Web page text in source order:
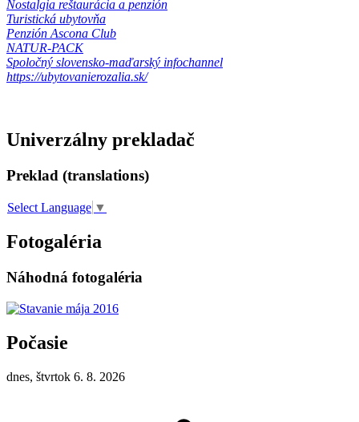
Nostalgia reštaurácia a penzión
Turistická ubytovňa
Penzión Ascona Club
NATUR-PACK
Spoločný slovensko-maďarský infochannel
https://ubytovanierozalia.sk/
Univerzálny prekladač
Preklad (translations)
Select Language ▼
Fotogaléria
Náhodná fotogaléria
Počasie
dnes, štvrtok 6. 8. 2026